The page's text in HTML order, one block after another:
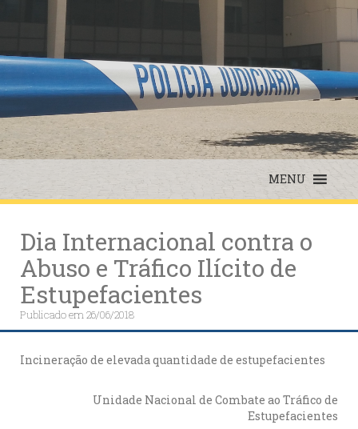
MENU
Dia Internacional contra o
Abuso e Tráfico Ilícito de
Estupefacientes
Publicado em26/06/2018
Incineração de elevada quantidade de estupefacientes
Unidade Nacional de Combate ao Tráfico de
Estupefacientes